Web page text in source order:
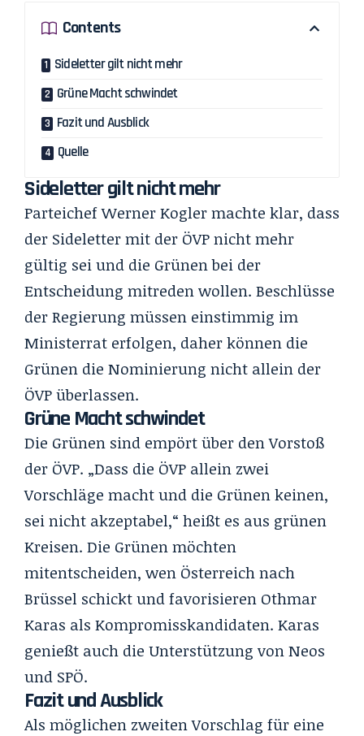
Contents
Sideletter gilt nicht mehr
Grüne Macht schwindet
Fazit und Ausblick
Quelle
Sideletter gilt nicht mehr
Parteichef Werner Kogler machte klar, dass
der Sideletter mit der ÖVP nicht mehr
gültig sei und die Grünen bei der
Entscheidung mitreden wollen. Beschlüsse
der Regierung müssen einstimmig im
Ministerrat erfolgen, daher können die
Grünen die Nominierung nicht allein der
ÖVP überlassen.
Grüne Macht schwindet
Die Grünen sind empört über den Vorstoß
der ÖVP. „Dass die ÖVP allein zwei
Vorschläge macht und die Grünen keinen,
sei nicht akzeptabel,“ heißt es aus grünen
Kreisen. Die Grünen möchten
mitentscheiden, wen Österreich nach
Brüssel schickt und favorisieren Othmar
Karas als Kompromisskandidaten. Karas
genießt auch die Unterstützung von Neos
und SPÖ.
Fazit und Ausblick
Als möglichen zweiten Vorschlag für eine